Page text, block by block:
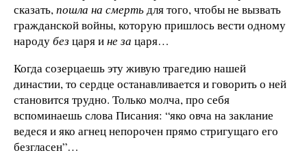
сказать,пошла на смертьдля того, чтобы не вызвать
гражданской войны, которую пришлось вести одному
народубезцаря ине за царя…
Когда созерцаешь эту живую трагедию нашей
династии, то сердце останавливается и говорить о ней
становится трудно. Только молча, про себя
вспоминаешь слова Писания: “яко овча на заклание
ведеся и яко агнец непорочен прямо стригущаго его
безгласен”…